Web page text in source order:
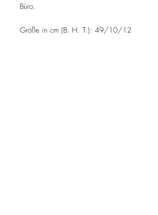
Büro.
Größe in cm (B. H. T.): 49/10/12